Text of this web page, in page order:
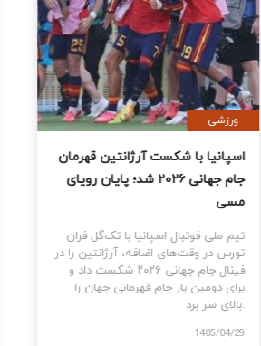
ورزشی
اسپانیا با شکست آرژانتین قهرمان
جام جهانی ۲۰۲۶ شد؛ پایان رویای
تیم ملی فوتبال اسپانیا با تک‌گل فران
تورس در وقت‌های اضافه، آرژانتین را در
فینال جام جهانی ۲۰۲۶ شکست داد و
برای دومین بار جام قهرمانی جهان را